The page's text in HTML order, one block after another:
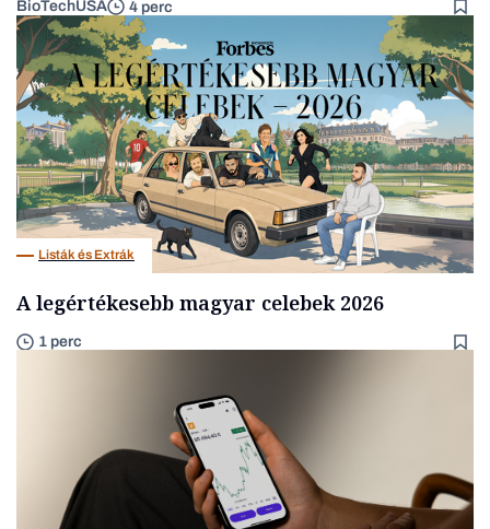
BioTechUSA 4 perc
Listák és Extrák
A legértékesebb magyar celebek 2026
1 perc